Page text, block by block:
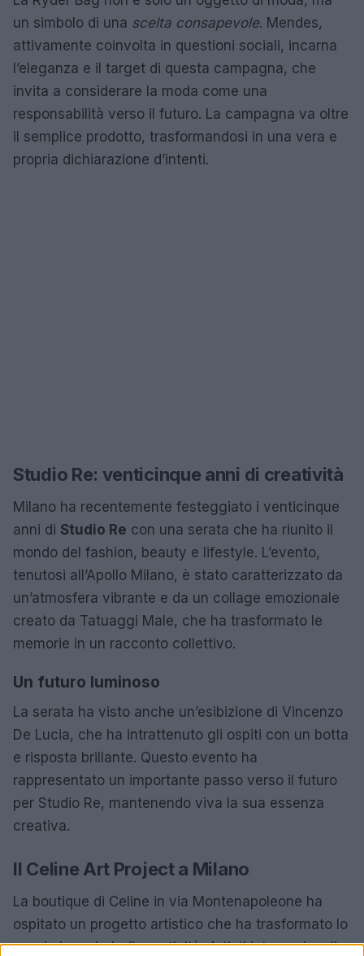
un simbolo di una scelta consapevole. Mendes,
attivamente coinvolta in questioni sociali, incarna
l’eleganza e il target di questa campagna, che
invita a considerare la moda come una
responsabilità verso il futuro. La campagna va oltre
il semplice prodotto, trasformandosi in una vera e
propria dichiarazione d’intenti.
Studio Re: venticinque anni di creatività
Milano ha recentemente festeggiato i venticinque
anni di Studio Re con una serata che ha riunito il
mondo del fashion, beauty e lifestyle. L’evento,
tenutosi all’Apollo Milano, è stato caratterizzato da
un’atmosfera vibrante e da un collage emozionale
creato da Tatuaggi Male, che ha trasformato le
memorie in un racconto collettivo.
Un futuro luminoso
La serata ha visto anche un’esibizione di Vincenzo
De Lucia, che ha intrattenuto gli ospiti con un botta
e risposta brillante. Questo evento ha
rappresentato un importante passo verso il futuro
per Studio Re, mantenendo viva la sua essenza
creativa.
Il Celine Art Project a Milano
La boutique di Celine in via Montenapoleone ha
ospitato un progetto artistico che ha trasformato lo
spazio in un hub di creatività. Artisti internazionali